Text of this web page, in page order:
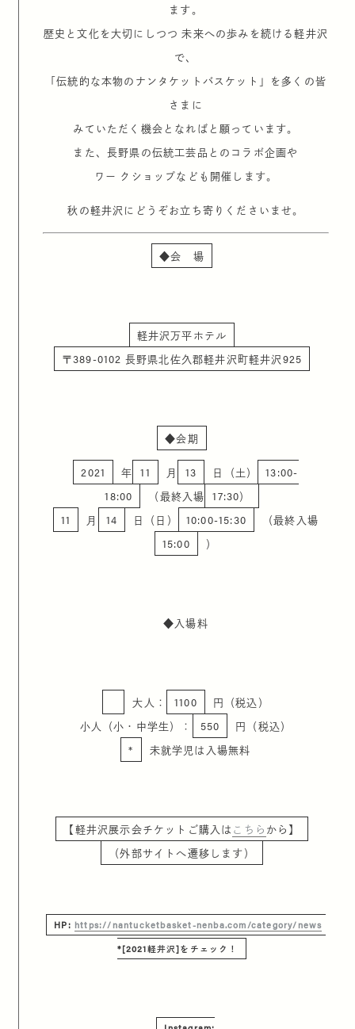
ます。
歴史と文化を大切にしつつ 未来への歩みを続ける軽井沢
で、
「伝統的な本物のナンタケットバスケット」を多くの皆
さまに
みていただく機会となればと願っています。
また、長野県の伝統工芸品とのコラボ企画や
ワー クショップなども開催します。
秋の軽井沢にどうぞお立ち寄りくださいませ。
◆会 場
軽井沢万平ホテル
〒389-0102 長野県北佐久郡軽井沢町軽井沢925
◆会期
2021 年 11 月 13 日（土）
13:00-
18:00
（最終入場 17:30）
11
月 14 日（日） 10:00-15:30
（最終入場
15:00
）
◆入場料
大人： 1100
円（税込）
小人（小・中学生）：
550
円（税込）
*
未就学児は入場無料
【軽井沢展示会チケットご購入は こちら から】
（外部サイトへ遷移します）
HP:https://nantucketbasket-nenba.com/category/news
*[2021軽井沢]をチェック！